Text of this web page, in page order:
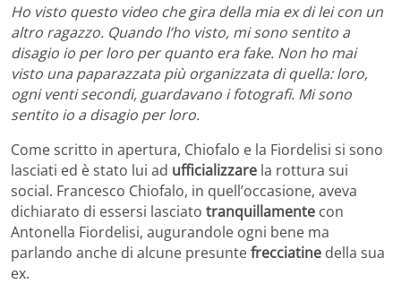
Ho visto questo video che gira della mia ex di lei con un
altro ragazzo. Quando l’ho visto, mi sono sentito a
disagio io per loro per quanto era fake. Non ho mai
visto una paparazzata più organizzata di quella: loro,
ogni venti secondi, guardavano i fotografi. Mi sono
sentito io a disagio per loro.
Come scritto in apertura, Chiofalo e la Fiordelisi si sono
lasciati ed è stato lui ad ufficializzare la rottura sui
social. Francesco Chiofalo, in quell’occasione, aveva
dichiarato di essersi lasciato tranquillamente con
Antonella Fiordelisi, augurandole ogni bene ma
parlando anche di alcune presuntefrecciatine della sua
ex.